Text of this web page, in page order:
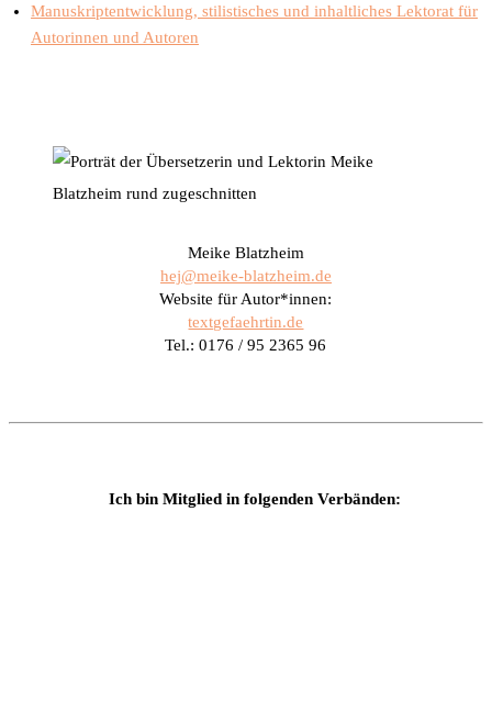
Meike Blatzheim
hej@meike-blatzheim.de
Website für Autor*innen:
textgefaehrtin.de
Tel.: 0176 / 95 2365 96
Ich bin Mitglied in folgenden Verbänden:
Manuskriptentwicklung, stilistisches und inhaltliches Lektorat für
Autorinnen und Autoren